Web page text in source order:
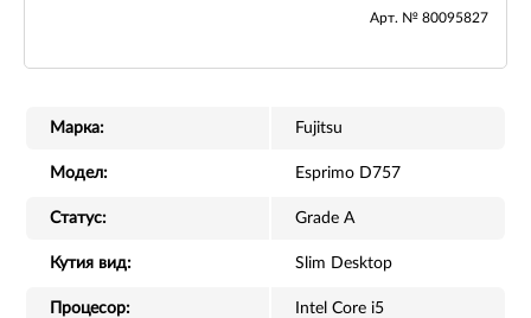
Арт. № 80095827
Марка: Fujitsu
Модел: Esprimo D757
Статус: Grade A
Кутия вид: Slim Desktop
Процесор: Intel Core i5